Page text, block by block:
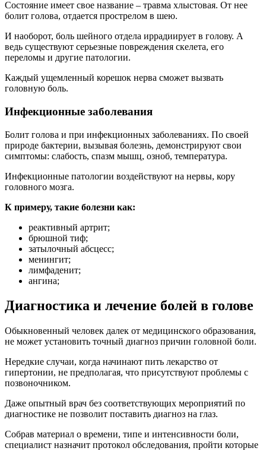
Состояние имеет свое название – травма хлыстовая. От нее
болит голова, отдается прострелом в шею.
И наоборот, боль шейного отдела иррадиирует в голову. А
ведь существуют серьезные повреждения скелета, его
переломы и другие патологии.
Каждый ущемленный корешок нерва сможет вызвать
головную боль.
Инфекционные заболевания
Болит голова и при инфекционных заболеваниях. По своей
природе бактерии, вызывая болезнь, демонстрируют свои
симптомы: слабость, спазм мышц, озноб, температура.
Инфекционные патологии воздействуют на нервы, кору
головного мозга.
К примеру, такие болезни как:
реактивный артрит;
брюшной тиф;
затылочный абсцесс;
менингит;
лимфаденит;
ангина;
Диагностика и лечение болей в голове
Обыкновенный человек далек от медицинского образования,
не может установить точный диагноз причин головной боли.
Нередкие случаи, когда начинают пить лекарство от
гипертонии, не предполагая, что присутствуют проблемы с
позвоночником.
Даже опытный врач без соответствующих мероприятий по
диагностике не позволит поставить диагноз на глаз.
Собрав материал о времени, типе и интенсивности боли,
специалист назначит протокол обследования, пройти которые